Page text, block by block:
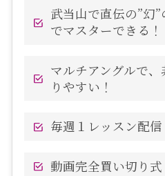
武当山で直伝の”幻
でマスターできる！
マルチアングルで
りやすい！
毎週１レッスン配信
動画完全買い切り式